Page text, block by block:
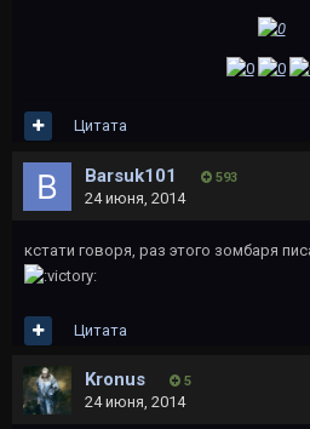
Цитата
Barsuk101 593
24 июня, 2014
кстати говоря, раз этого зомбаря
Цитата
Kronus 5
24 июня, 2014